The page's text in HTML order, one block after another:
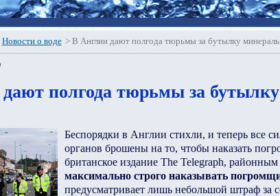
Новости о воде > В Англии дают полгода тюрьмы за бутылку
полгода тюрьмы за
Беспорядки в Англии стихли, и теперь все
органов брошены на то, чтобы наказать
британское издание The Telegraph,
максимально строго наказывать
предусматривает лишь небольшой штраф за